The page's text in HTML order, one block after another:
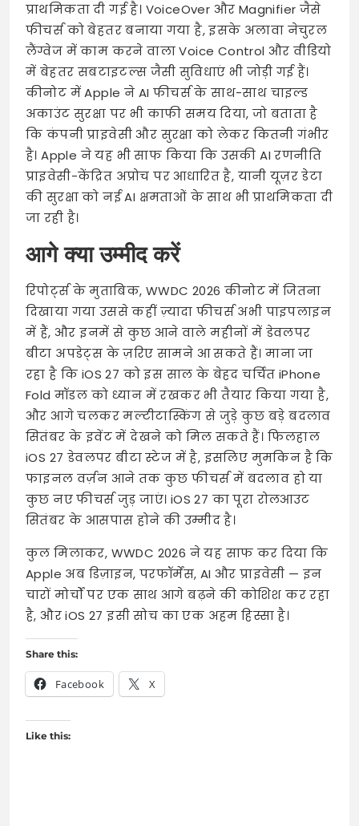
प्राथमिकता दी गई है। VoiceOver और Magnifier जैसे
फीचर्स को बेहतर बनाया गया है, इसके अलावा नेचुरल
लैंग्वेज में काम करने वाला Voice Control और वीडियो
में बेहतर सबटाइटल्स जैसी सुविधाएं भी जोड़ी गई हैं।
कीनोट में Apple ने AI फीचर्स के साथ-साथ चाइल्ड
अकाउंट सुरक्षा पर भी काफी समय दिया, जो बताता है
कि कंपनी प्राइवेसी और सुरक्षा को लेकर कितनी गंभीर
है। Apple ने यह भी साफ किया कि उसकी AI रणनीति
प्राइवेसी-केंद्रित अप्रोच पर आधारित है, यानी यूज़र डेटा
की सुरक्षा को नई AI क्षमताओं के साथ भी प्राथमिकता दी
जा रही है।
आगे क्या उम्मीद करें
रिपोर्ट्स के मुताबिक, WWDC 2026 कीनोट में जितना
दिखाया गया उससे कहीं ज़्यादा फीचर्स अभी पाइपलाइन
में हैं, और इनमें से कुछ आने वाले महीनों में डेवलपर
बीटा अपडेट्स के ज़रिए सामने आ सकते हैं। माना जा
रहा है कि iOS 27 को इस साल के बेहद चर्चित iPhone
Fold मॉडल को ध्यान में रखकर भी तैयार किया गया है,
और आगे चलकर मल्टीटास्किंग से जुड़े कुछ बड़े बदलाव
सितंबर के इवेंट में देखने को मिल सकते हैं। फिलहाल
iOS 27 डेवलपर बीटा स्टेज में है, इसलिए मुमकिन है कि
फाइनल वर्ज़न आने तक कुछ फीचर्स में बदलाव हो या
कुछ नए फीचर्स जुड़ जाएं। iOS 27 का पूरा रोलआउट
सितंबर के आसपास होने की उम्मीद है।
कुल मिलाकर, WWDC 2026 ने यह साफ कर दिया कि
Apple अब डिज़ाइन, परफॉर्मेंस, AI और प्राइवेसी — इन
चारों मोर्चों पर एक साथ आगे बढ़ने की कोशिश कर रहा
है, और iOS 27 इसी सोच का एक अहम हिस्सा है।
Share this:
Facebook X
Like this: